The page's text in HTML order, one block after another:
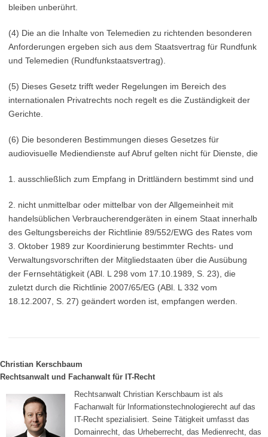
bleiben unberührt.
(4) Die an die Inhalte von Telemedien zu richtenden besonderen
Anforderungen ergeben sich aus dem Staatsvertrag für Rundfunk
und Telemedien (Rundfunkstaatsvertrag).
(5) Dieses Gesetz trifft weder Regelungen im Bereich des
internationalen Privatrechts noch regelt es die Zuständigkeit der
Gerichte.
(6) Die besonderen Bestimmungen dieses Gesetzes für
audiovisuelle Mediendienste auf Abruf gelten nicht für Dienste, die
1. ausschließlich zum Empfang in Drittländern bestimmt sind und
2. nicht unmittelbar oder mittelbar von der Allgemeinheit mit
handelsüblichen Verbraucherendgeräten in einem Staat innerhalb
des Geltungsbereichs der Richtlinie 89/552/EWG des Rates vom
3. Oktober 1989 zur Koordinierung bestimmter Rechts- und
Verwaltungsvorschriften der Mitgliedstaaten über die Ausübung
der Fernsehtätigkeit (ABl. L 298 vom 17.10.1989, S. 23), die
zuletzt durch die Richtlinie 2007/65/EG (ABl. L 332 vom
18.12.2007, S. 27) geändert worden ist, empfangen werden.
Christian Kerschbaum
Rechtsanwalt und Fachanwalt für IT-Recht
Rechtsanwalt Christian Kerschbaum ist als
Fachanwalt für Informationstechnologierecht auf das
IT-Recht spezialisiert. Seine Tätigkeit umfasst das
Domainrecht, das Urheberrecht, das Medienrecht, das